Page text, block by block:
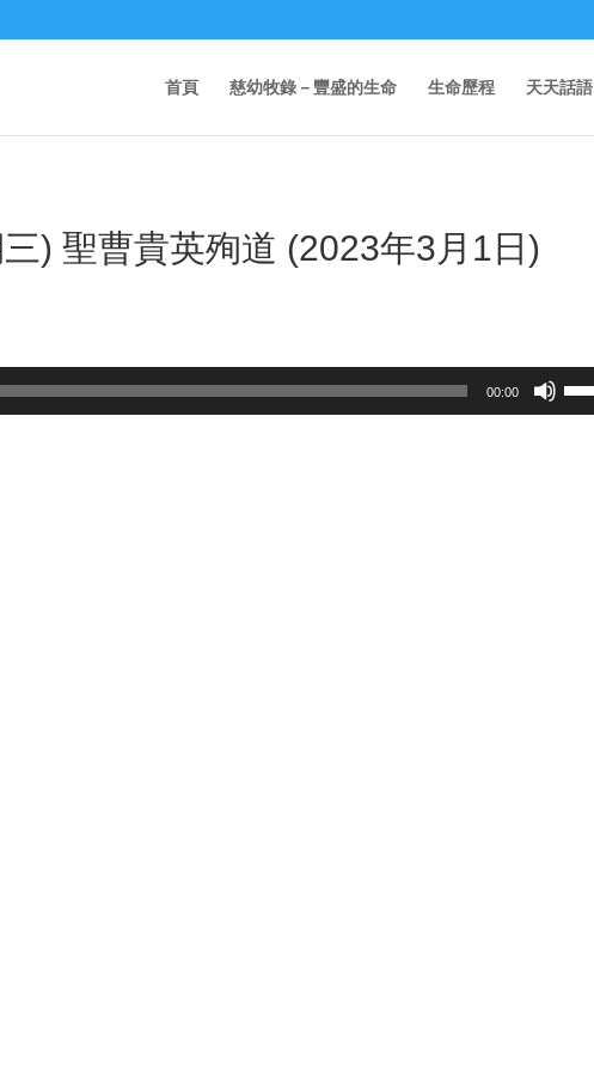
首頁 慈幼牧錄－豐盛的生命 生命歷程 天天話語
) 聖曹貴英殉道 (2023年3月1日)
00:00